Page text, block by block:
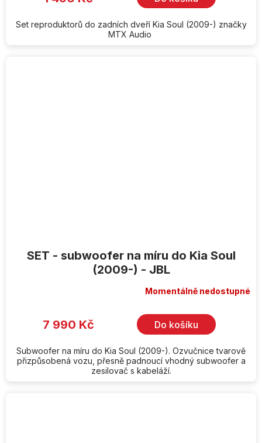
Set reproduktorů do zadních dveří Kia Soul (2009-) značky
MTX Audio
SET - subwoofer na míru do Kia Soul
(2009-) - JBL
Momentálně nedostupné
7 990 Kč Do košíku
Subwoofer na míru do Kia Soul (2009-). Ozvučnice tvarově
přizpůsobená vozu, přesně padnoucí vhodný subwoofer a
zesilovač s kabeláží.